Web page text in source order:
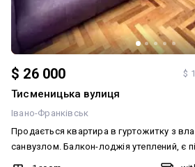
$ 26 000 $
Тисменицька вулиця
Івано-Франківськ
Продається квартира в гуртожитку з
санвузлом. Балкон-лоджія утеплений, є підігрів підлоги електро
та бойлер на 80 л. Витяжки, каналізація та труби на воду